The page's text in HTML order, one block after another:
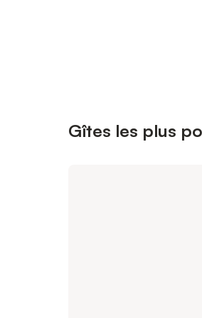
Gîtes les plus